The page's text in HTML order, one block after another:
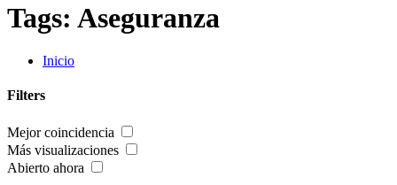
Tags: Aseguranza
Inicio
Filters
Mejor coincidencia
Más visualizaciones
Abierto ahora